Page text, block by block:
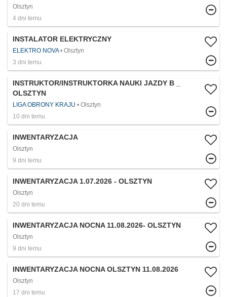
Olsztyn
4 dni temu
INSTALATOR ELEKTRYCZNY
ELEKTRO NOVA
Olsztyn
3 dni temu
INSTRUKTOR/INSTRUKTORKA NAUKI JAZDY B _
OLSZTYN
LIGA OBRONY KRAJU
Olsztyn
10 dni temu
INWENTARYZACJA
Olsztyn
9 dni temu
INWENTARYZACJA 1.07.2026 - OLSZTYN
Olsztyn
20 dni temu
INWENTARYZACJA NOCNA 11.08.2026- OLSZTYN
Olsztyn
9 dni temu
INWENTARYZACJA NOCNA OLSZTYN 11.08.2026​
Olsztyn
17 dni temu